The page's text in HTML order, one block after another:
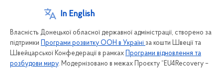
In English
Власність Донецької обласної державної адміністрації, створено за
підтримки Програми розвитку ООН в Україні за кошти Швеції та
Швейцарської Конфедерації в рамках Програми відновлення та
розбудови миру. Модернізовано в межах Проєкту “EU4Recovery –